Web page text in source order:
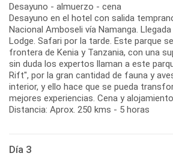
Desayuno - almuerzo - cena
Desayuno en el hotel con salida
Nacional Amboseli vía Namanga.
Lodge. Safari por la tarde. Este parque
frontera de Kenia y Tanzania, con una
sin duda los expertos llaman a este
Rift", por la gran cantidad de fauna y
interior, y ello hace que se pueda
mejores experiencias. Cena y alojamiento.
Distancia: Aprox. 250 kms - 5 horas
Día 3